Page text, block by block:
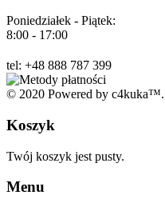
Poniedziałek - Piątek:
8:00 - 17:00
tel: +48 888 787 399
© 2020 Powered by c4kuka™.
Koszyk
Twój koszyk jest pusty.
Menu